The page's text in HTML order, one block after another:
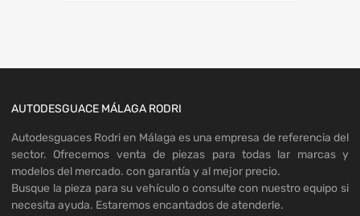
AUTODESGUACE MÁLAGA RODRI
Autodesguaces Rodri en Málaga es una empresa de referencia del
sector. Ofrecemos venta de piezas para todas lar marcas y
modelos del mercado. con garantía y al mejor precio.
Busque la pieza para su vehículo o consulte con nuestro equipo si
necesita ayuda. Estaremos encantados de atenderle.